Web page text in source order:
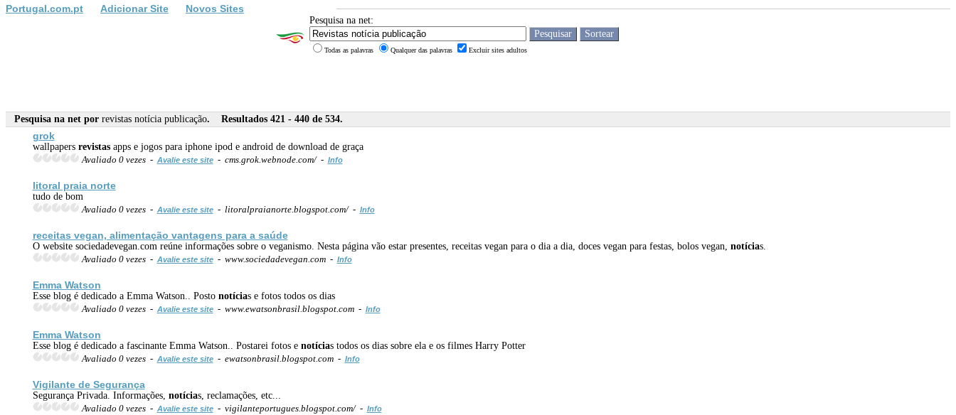
Portugal.com.pt Adicionar Site Novos Sites
Pesquisa na net:
Todas as palavras Qualquer das palavras Excluir sites adultos
Pesquisa na net por revistas notícia publicação. Resultados 421 - 440 de 534.
grok
wallpapers revistasapps e jogos para iphone ipod e android de download de graça
Avaliado 0 vezes - Avalie este site- cms.grok.webnode.com/ - Info
litoral praia norte
tudo de bom
Avaliado 0 vezes - Avalie este site- litoralpraianorte.blogspot.com/ - Info
receitas vegan, alimentação vantagens para a saúde
O website sociedadevegan.com reúne informações sobre o veganismo. Nesta página vão estar presentes, receitas vegan para o dia a dia, doces vegan para festas, bolos vegan, notícias.
Avaliado 0 vezes - Avalie este site- www.sociedadevegan.com - Info
Emma Watson
Esse blog é dedicado a Emma Watson.. Posto notícias e fotos todos os dias
Avaliado 0 vezes - Avalie este site- www.ewatsonbrasil.blogspot.com - Info
Emma Watson
Esse blog é dedicado a fascinante Emma Watson.. Postarei fotos e notícias todos os dias sobre ela e os filmes Harry Potter
Avaliado 0 vezes - Avalie este site- ewatsonbrasil.blogspot.com - Info
Vigilante de Segurança
Segurança Privada. Informações, notícias, reclamações, etc...
Avaliado 0 vezes - Avalie este site- vigilanteportugues.blogspot.com/ - Info